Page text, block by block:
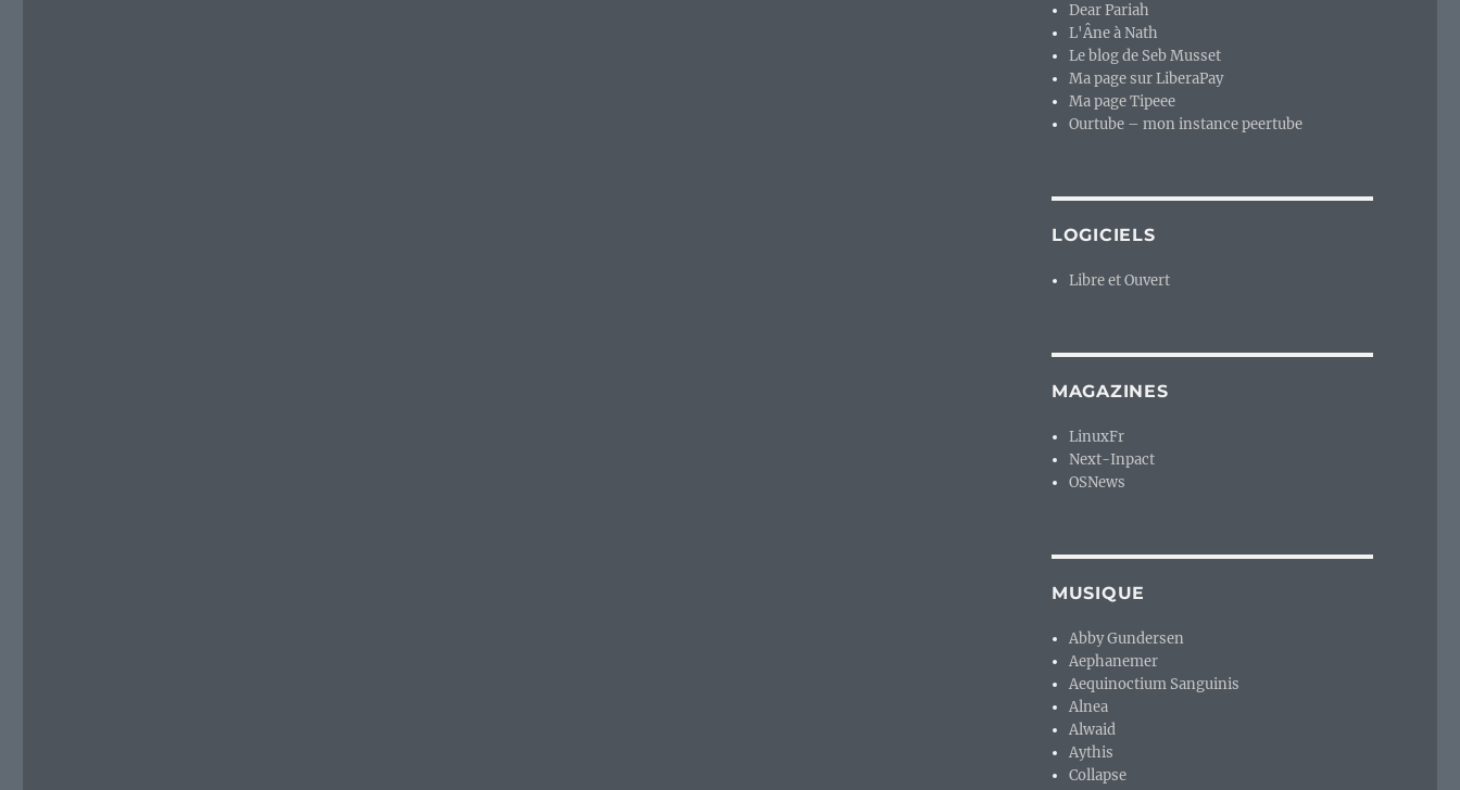
Dear Pariah
L'Âne à Nath
Le blog de Seb Musset
Ma page sur LiberaPay
Ma page Tipeee
Ourtube – mon instance peertube
LOGICIELS
Libre et Ouvert
MAGAZINES
LinuxFr
Next-Inpact
OSNews
MUSIQUE
Abby Gundersen
Aephanemer
Aequinoctium Sanguinis
Alnea
Alwaid
Aythis
Collapse